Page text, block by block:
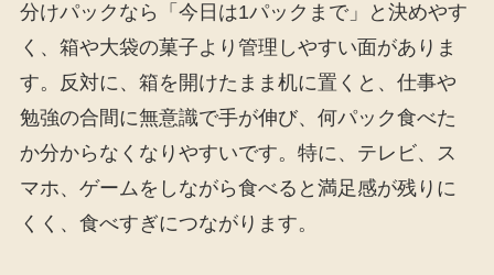
分けパックなら「今日は1パックまで」と決めやす
く、箱や大袋の菓子より管理しやすい面がありま
す。反対に、箱を開けたまま机に置くと、仕事や
勉強の合間に無意識で手が伸び、何パック食べた
か分からなくなりやすいです。特に、テレビ、ス
マホ、ゲームをしながら食べると満足感が残りに
くく、食べすぎにつながります。